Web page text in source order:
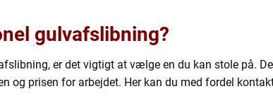
gulvafslibning?
er det vigtigt at vælge en du kan stole på.
og prisen for arbejdet. Her kan du med fordel